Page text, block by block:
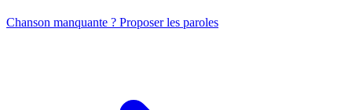
Chanson manquante ? Proposer les paroles